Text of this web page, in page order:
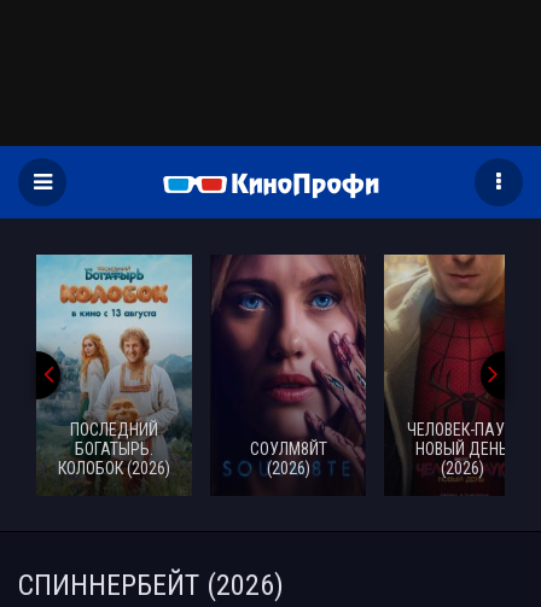
ПОСЛЕДНИЙ
БОГАТЫРЬ.
КОЛОБОК (2026)
СОУЛМ8ЙТ
(2026)
ЧЕЛОВЕК-ПАУК:
НОВЫЙ ДЕНЬ
(2026)
СПИННЕРБЕЙТ (2026)